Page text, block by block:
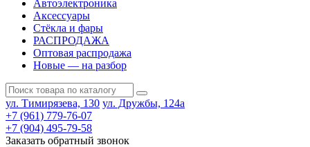
Автоэлектроника
Аксессуары
Стёкла и фары
РАСПРОДАЖА
Оптовая распродажа
Новые — на разбор
ул. Тимирязева, 130 ул. Дружбы, 124а
+7 (961) 779-76-07
+7 (904) 495-79-58
Заказать обратный звонок